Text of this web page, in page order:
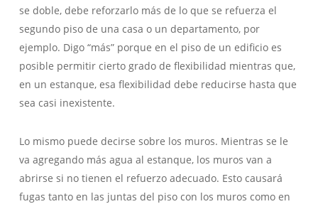
se doble, debe reforzarlo más de lo que se refuerza el
segundo piso de una casa o un departamento, por
ejemplo. Digo “más” porque en el piso de un edificio es
posible permitir cierto grado de flexibilidad mientras que,
en un estanque, esa flexibilidad debe reducirse hasta que
sea casi inexistente.
Lo mismo puede decirse sobre los muros. Mientras se le
va agregando más agua al estanque, los muros van a
abrirse si no tienen el refuerzo adecuado. Esto causará
fugas tanto en las juntas del piso con los muros como en